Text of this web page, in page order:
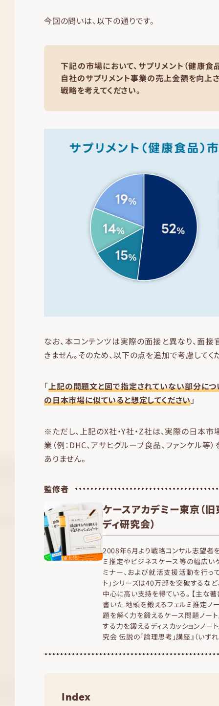
今回の問いは、以下の通りです。
下記の市場において、サプリメント（健康食
自社のサプリメント事業の売上金額を向上
戦略を考えてください。
なお、本コンテンツは実際の面接と異なり、面
きません。そのため、以下の点を追加で考慮してく
「上記の問題文と図で指定されていない部分につ
の日本市場に似ていると想定してください」
※ただし、上記のX社・Y社・Z社は、実際の日本
業（例：DHC、アサヒグループ食品、ファンケル等
ありません。
監修者
ケースアカデミー東京（
ディ研究会）
2008年6月より戦略コンサル志望者
ミ推定やビジネスケース等の幅広い
ミナー、および就活支援活動を行っ
ト」シリーズは40万部を突破するな
中心に高い支持を得ている。 【主な著
書いた 地頭を鍛えるフェルミ推定ノ
題を解く力を鍛えるケース問題ノー
する力を鍛えるディスカッションノー
究会 伝説の「論理思考」講座』（いず
Index